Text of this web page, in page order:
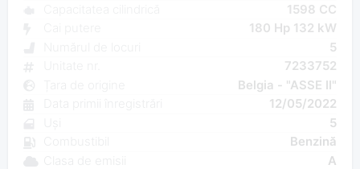
1598 CC
180 Hp 132 kW
5
7233752
Belgia - "ASSE II"
12/05/2022
5
Benzină
A